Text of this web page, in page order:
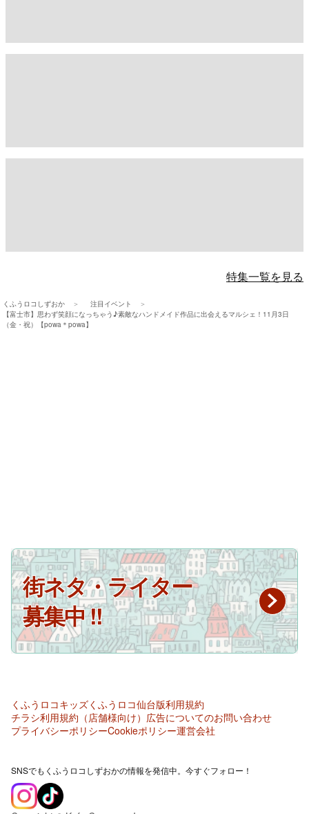
特集一覧を見る
くふうロコしずおか
注目イベント
【富士市】思わず笑顔になっちゃう♪素敵なハンドメイド作品に出会えるマルシェ！11月3日
（金・祝）【powa＊powa】
街ネタ・ライター
募集中 !!
くふうロコキッズくふうロコ仙台版利用規約
チラシ利用規約（店舗様向け） 広告についてのお問い合わせ
プライバシーポリシーCookieポリシー運営会社
SNSでもくふうロコしずおかの情報を発信中。今すぐフォロー！